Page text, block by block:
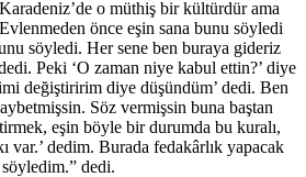
o müthiş bir kültürdür ama
önce eşin sana bunu söyledi
söyledi. Her sene ben buraya gideriz
Peki ‘O zaman niye kabul ettin?’ diye
değiştiririm diye düşündüm’ dedi. Ben
Söz vermişsin buna baştan
eşin böyle bir durumda bu kuralı,
var.’ dedim. Burada fedakârlık yapacak
dedi.